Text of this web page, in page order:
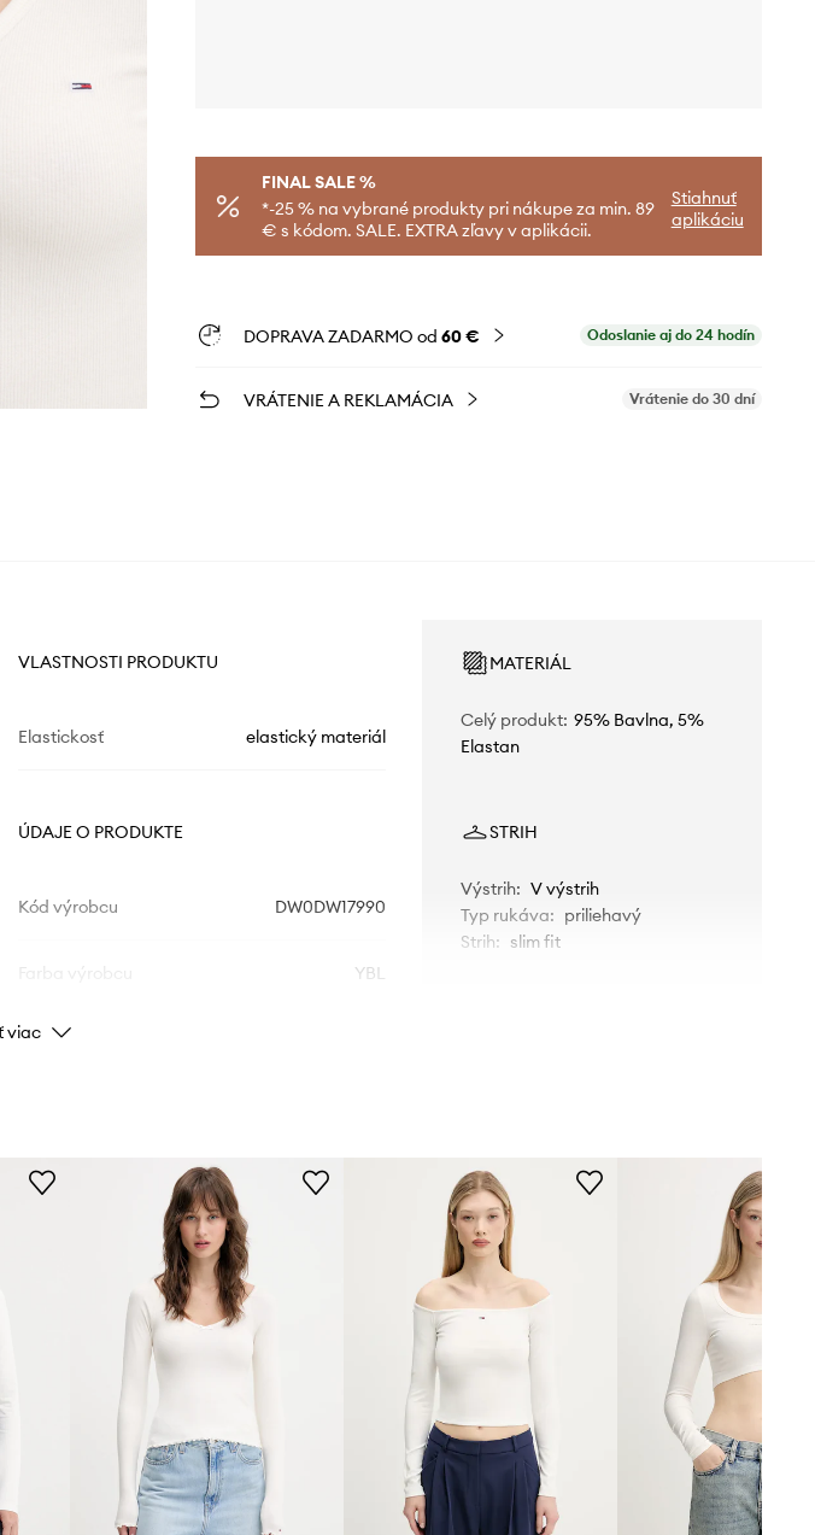
FINAL SALE %
*-25 % na vybrané produkty pri nákupe za min. 89
€ s kódom. SALE. EXTRA zľavy v aplikácii.
Stiahnuť
aplikáciu
DOPRAVA ZADARMO od 60 € Odoslanie aj do 24 hodín
VRÁTENIE A REKLAMÁCIA Vrátenie do 30 dní
VLASTNOSTI PRODUKTU
Elastickosť elastický materiál
ÚDAJE O PRODUKTE
Kód výrobcu DW0DW17990
YBL
Farba
Výrobca
MATERIÁL
Celý produkt: 95% Bavlna, 5%
Elastan
STRIH
Výstrih: V výstrih
Typ rukáva: priliehavý
Strih: slim fit
Odporúčame zvoliť si o číslo väčšiu
veľkosť, ako bežne nosíte.
Tabuľka veľkostí
viac